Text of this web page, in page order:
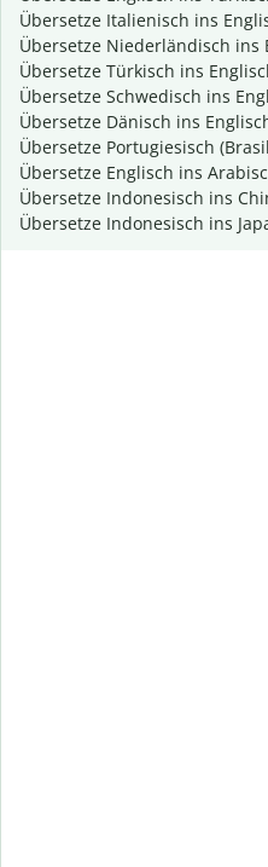
Übersetze Italienisch ins
Übersetze Niederländisch ins
Übersetze Türkisch ins
Übersetze Schwedisch ins
Übersetze Dänisch ins
Übersetze Portugiesisch
Übersetze Englisch ins
Übersetze Indonesisch ins
Übersetze Indonesisch ins